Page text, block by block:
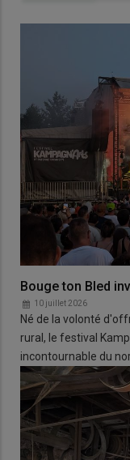
Bouge ton Bled
10 juillet 2026
Né de la volonté
rural, le festival
incontournable du